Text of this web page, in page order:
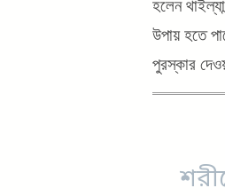
হলেন
উপায় হতে
পুরস্কার